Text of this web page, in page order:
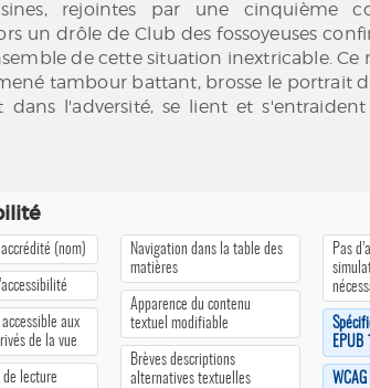
rejointes par une cinquième
un drôle de Club des fossoyeuses
de cette situation inextricable. Ce
tambour battant, brosse le portrait
dans l'adversité, se lient et
(nom)
accessible aux
de la vue
lecture
Navigation dans la table des
matières
Apparence du contenu
textuel modifiable
Brèves descriptions
alternatives textuelles
Pas
EPUB